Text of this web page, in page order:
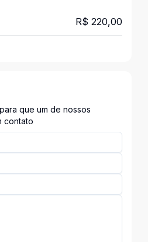
R$ 220,00
que um de nossos
contato